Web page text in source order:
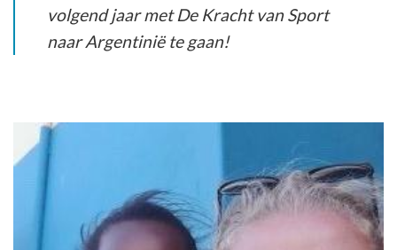
volgend jaar met De Kracht van Sport
naar Argentinië te gaan!